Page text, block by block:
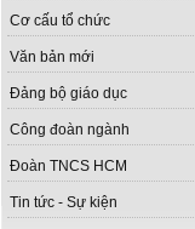
Cơ cấu tổ chức
Văn bản mới
Đảng bộ giáo dục
Công đoàn ngành
Đoàn TNCS HCM
Tin tức - Sự kiện